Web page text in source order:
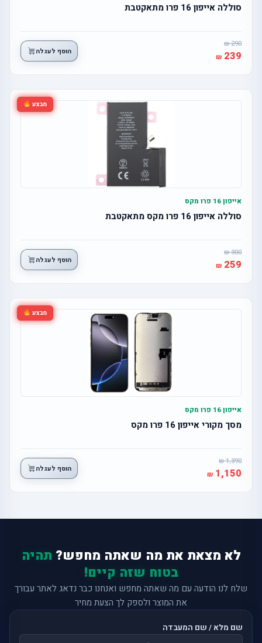
סוללה אייפון 16 פרו מתאקטבת
290
239 הוסף לעגלה
מבצע
אייפון 16 פרו מקס
סוללה אייפון 16 פרו מקס מתאקטבת
300
259 הוסף לעגלה
מבצע
אייפון 16 פרו מקס
מסך מקורי אייפון 16 פרו מקס
1,390
1,150 הוסף לעגלה
לא מצאת את מה שאתה מחפש? תהיה
בטוח שזה קיים!
שלח לנו הודעה עם מה שאתה מחפש ואנחנו כבר נדאג לאתר עבורך
את המוצר ולספק לך הצעת מחיר
שם מלא / שם המעבדה